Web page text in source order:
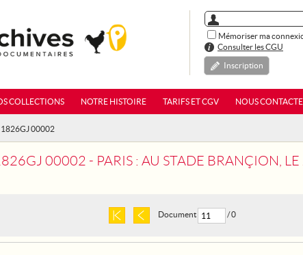
Mémoriser ma
Consulter les CGU
Inscription
COLLECTIONS NOTRE HISTOIRE TARIFS ET CGV NOUS
00002
00002 - PARIS : AU STADE BRANÇION, LE JOURNAL FEMINA-SPORT
Document / 0